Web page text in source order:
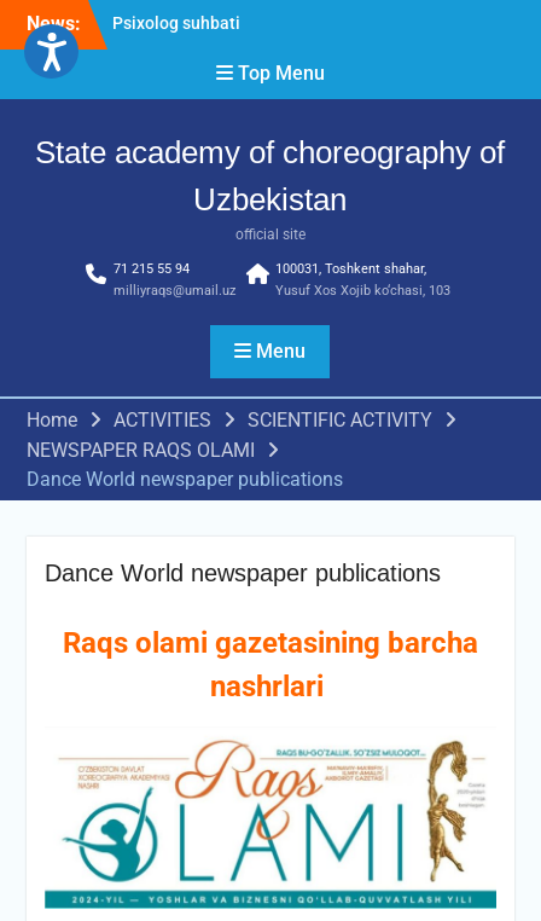
Skip
content
News:
Psixolog suhbati
bilan yig‘ilish o‘tkazildi
take place.
Top Menu
State academy of choreography of
Uzbekistan
official site
71 215 55 94
milliyraqs@umail.uz
100031, Toshkent shahar,
Yusuf Xos Xojib ko‘chasi, 103
Menu
Home ACTIVITIES
SCIENTIFIC ACTIVITY
NEWSPAPER RAQS OLAMI
Dance World newspaper publications
Dance World newspaper publications
Raqs olami gazetasining barcha
nashrlari